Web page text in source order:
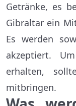
Getränke, es
Gibraltar ein
Es werden
akzeptiert.
erhalten,
mitbringen.